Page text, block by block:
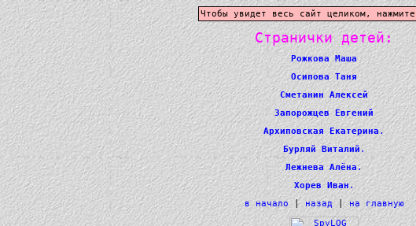
Чтобы увидет весь сайт целиком, нажмите
Странички детей:
Рожкова Маша
Осипова Таня
Сметанин Алексей
Запорожцев Евгений
Архиповская Екатерина.
Бурляй Виталий .
Лежнева Алёна.
Хорев Иван.
в начало |назад |на главную